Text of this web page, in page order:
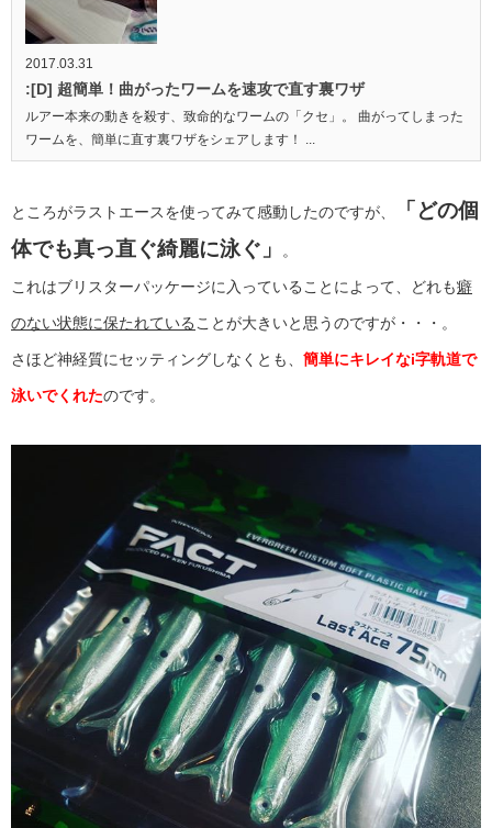
2017.03.31
:[D] 超簡単！曲がったワームを速攻で直す裏ワザ
ルアー本来の動きを殺す、致命的なワームの「クセ」。 曲がってしまった
ワームを、簡単に直す裏ワザをシェアします！ ...
ところがラストエースを使ってみて感動したのですが、
「どの個
体でも真っ直ぐ綺麗に泳ぐ」
。
これはブリスターパッケージに入っていることによって、どれも癖
のない状態に保たれている ことが大きいと思うのですが・・・。
さほど神経質にセッティングしなくとも、 簡単にキレイなi字軌道で
泳いでくれたのです。